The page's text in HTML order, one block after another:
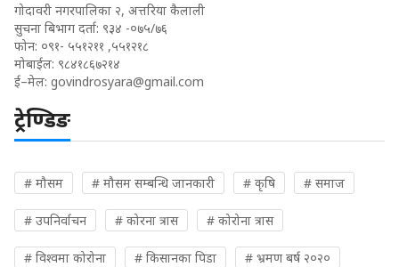
गोदावरी नगरपालिका २, अत्तरिया कैलाली
सुचना बिभाग दर्ता: ९३४ -०७५/७६
फोन: ०९१- ५५१२११ ,५५१२१८
मोबाईल: ९८४१८६७२१४
ई–मेल: govindrosyara@gmail.com
ट्रेण्डिङ
# मौसम # मौसम सम्बन्धि जानकारी # कृषि # समाज
# उपनिर्वाचन # कोरना त्रास # कोरोना त्रास
# विश्वमा कोरोना # किसानका पिडा # भ्रमण बर्ष २०२०